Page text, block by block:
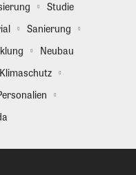
Studie
Sanierung
Neubau
Klimaschutz